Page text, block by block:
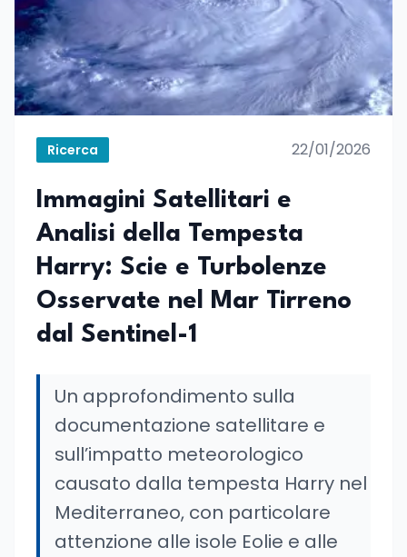
Ricerca 22/01/2026
Immagini Satellitari e
Analisi della Tempesta
Harry: Scie e Turbolenze
Osservate nel Mar Tirreno
dal Sentinel-1
Un approfondimento sulla
documentazione satellitare e
sull’impatto meteorologico
causato dalla tempesta Harry nel
Mediterraneo, con particolare
attenzione alle isole Eolie e alle